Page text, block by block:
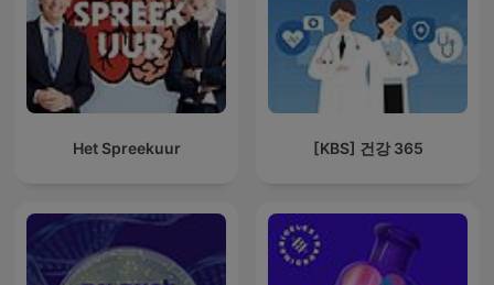
Het Spreekuur [KBS] 건강 365